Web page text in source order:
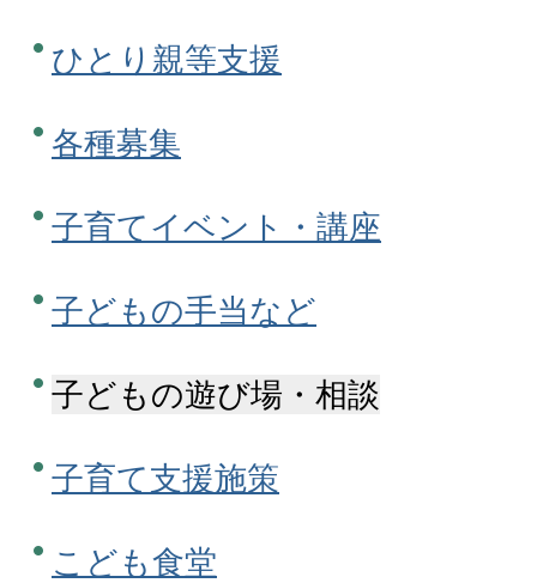
ひとり親等支援
各種募集
子育てイベント・講座
子どもの手当など
子どもの遊び場・相談
子育て支援施策
こども食堂